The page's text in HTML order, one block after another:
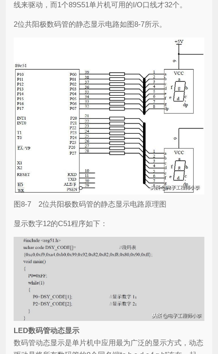
线来驱动，而1个89S51单片机可用的I/O口线才32个。
2位共阳极数码管的静态显示电路如图8-7所示。
图8-7 2位共阳极数码管的静态显示电路原理图
显示数字12的C51程序如下：
LED数码管动态显示
数码管动态显示是单片机中应用最为广泛的显示方式，动态